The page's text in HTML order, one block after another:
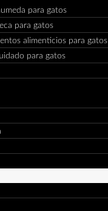
para gatos
para gatos
alimenticios para gatos
para gatos